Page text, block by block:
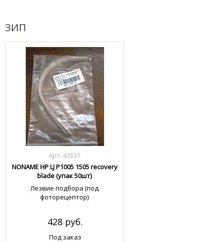
ЗИП
Арт. 43537
NONAME HP LJ P1005 1505 recovery
blade (упак 50шт)
Лезвие подбора (под
фоторецептор)
428 руб.
Под заказ